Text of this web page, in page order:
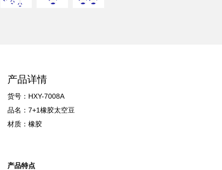
产品详情
货号：HXY-7008A
品名：7+1橡胶太空豆
材质：橡胶
产品特点